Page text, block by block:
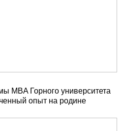
MBA Горного университета
опыт на родине